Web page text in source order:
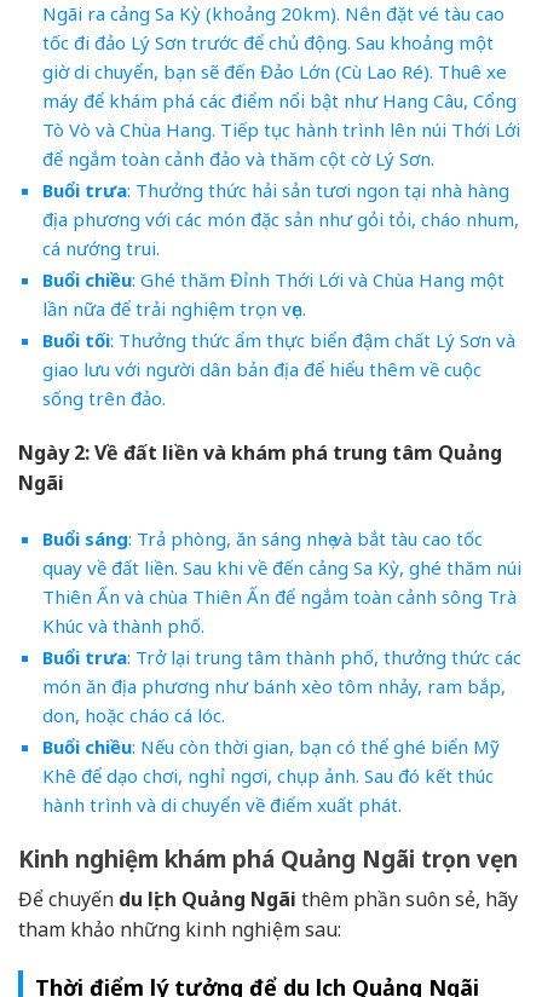
Ngãi ra cảng Sa Kỳ (khoảng 20km). Nên đặt vé tàu cao
tốc đi đảo Lý Sơn trước để chủ động. Sau khoảng một
giờ di chuyển, bạn sẽ đến Đảo Lớn (Cù Lao Ré). Thuê xe
máy để khám phá các điểm nổi bật như Hang Câu, Cổng
Tò Vò và Chùa Hang. Tiếp tục hành trình lên núi Thới Lới
để ngắm toàn cảnh đảo và thăm cột cờ Lý Sơn.
Buổi trưa: Thưởng thức hải sản tươi ngon tại nhà hàng
địa phương với các món đặc sản như gỏi tỏi, cháo nhum,
cá nướng trui.
Buổi chiều: Ghé thăm Đỉnh Thới Lới và Chùa Hang một
lần nữa để trải nghiệm trọn vẹn.
Buổi tối: Thưởng thức ẩm thực biển đậm chất Lý Sơn và
giao lưu với người dân bản địa để hiểu thêm về cuộc
sống trên đảo.
Ngày 2: Về đất liền và khám phá trung tâm Quảng
Ngãi
Buổi sáng: Trả phòng, ăn sáng nhẹ và bắt tàu cao tốc
quay về đất liền. Sau khi về đến cảng Sa Kỳ, ghé thăm núi
Thiên Ấn và chùa Thiên Ấn để ngắm toàn cảnh sông Trà
Khúc và thành phố.
Buổi trưa: Trở lại trung tâm thành phố, thưởng thức các
món ăn địa phương như bánh xèo tôm nhảy, ram bắp,
don, hoặc cháo cá lóc.
Buổi chiều: Nếu còn thời gian, bạn có thể ghé biển Mỹ
Khê để dạo chơi, nghỉ ngơi, chụp ảnh. Sau đó kết thúc
hành trình và di chuyển về điểm xuất phát.
Kinh nghiệm khám phá Quảng Ngãi trọn vẹn
Để chuyến du lịch Quảng Ngãi thêm phần suôn sẻ, hãy
tham khảo những kinh nghiệm sau:
Thời điểm lý tưởng để du lịch Quảng Ngãi